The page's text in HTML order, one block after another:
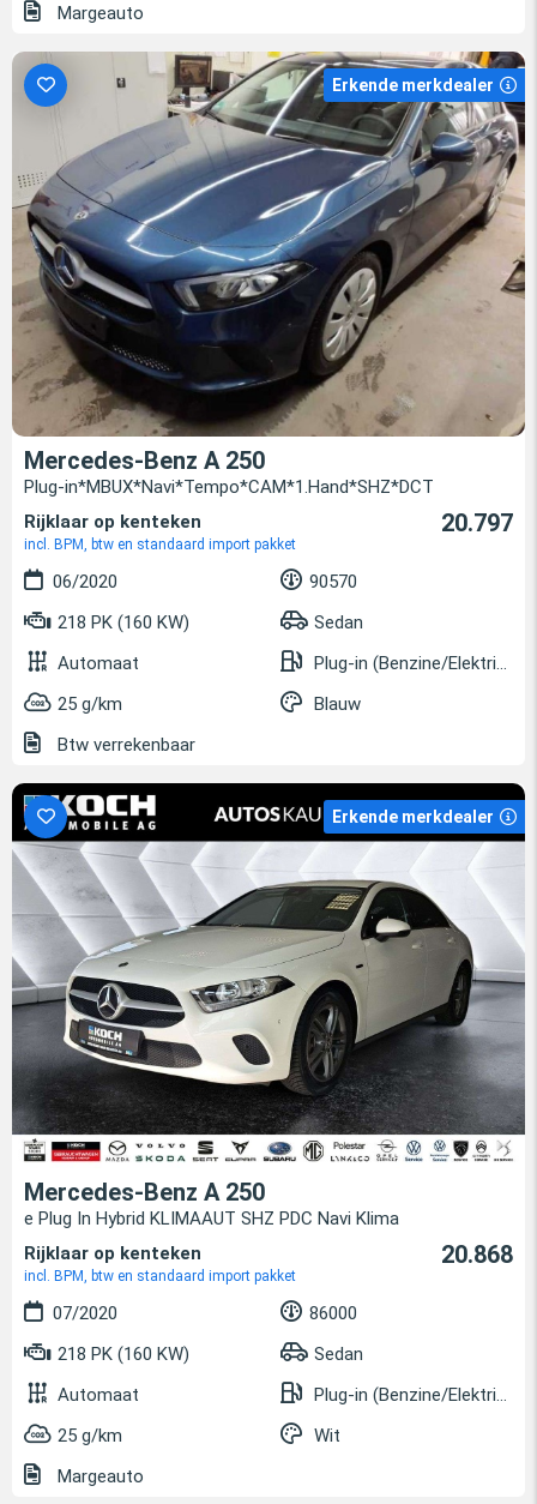
Margeauto
Erkende merkdealer
Mercedes-Benz A 250
Plug-in*MBUX*Navi*Tempo*CAM*1.Hand*SHZ*DCT
Rijklaar op kenteken
incl. BPM, btw en standaard import pakket
20.797
06/2020
90570
218 PK (160 KW)
Sedan
Automaat
Plug-in (Benzine/Elektrisch)
25 g/km
Blauw
Btw verrekenbaar
Erkende merkdealer
Mercedes-Benz A 250
e Plug In Hybrid KLIMAAUT SHZ PDC Navi Klima
Rijklaar op kenteken
incl. BPM, btw en standaard import pakket
20.868
07/2020
86000
218 PK (160 KW)
Sedan
Automaat
Plug-in (Benzine/Elektrisch)
25 g/km
Wit
Margeauto